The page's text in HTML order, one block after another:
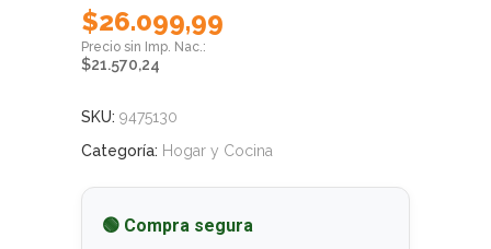
$26.099,99
$21.570,24
SKU: 9475130
Categoría: Hogar y Cocina
🟢 Compra segura